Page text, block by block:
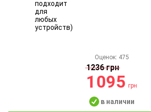
Оценок: 475
1236 грн
1095грн
в наличии